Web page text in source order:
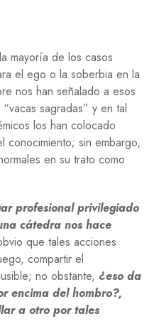
mayoría de los casos
el ego o la soberbia en la
nos han señalado a esos
sagradas” y en tal
los han colocado
conocimiento; sin embargo,
en su trato como
profesional privilegiado
cátedra nos hace
que tales acciones
compartir el
no obstante, ¿eso da
encima del hombro?,
a otro por tales